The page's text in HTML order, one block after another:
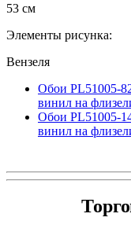
53 см
Элементы рисунка:
Вензеля
Обои PL51005-
винил на
Обои PL51005-
винил на